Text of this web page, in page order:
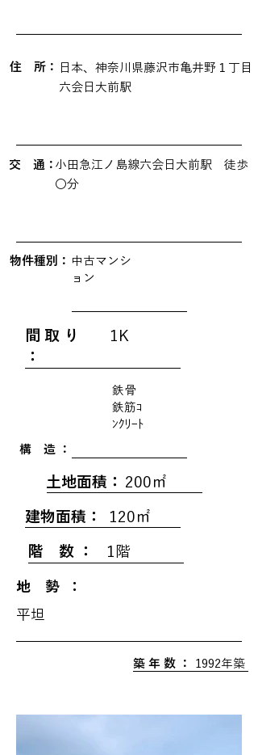
​住 所：
日本、神奈川県藤沢市亀井野１丁目
六会日大前駅
交 通：小田急江ノ島線六会日大前駅 徒歩
〇分
物件種別： 中古マンシ
ョン
間 取 り
：
1K
鉄骨
鉄筋ｺ
ﾝｸﾘｰﾄ
構 造 ：
土地面積： 200㎡
建物面積： 120㎡
階 数 ： 1階
地 勢 ：
平坦
築 年 数 ： 1992年築